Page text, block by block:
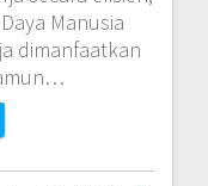
Manusia
dimanfaatkan